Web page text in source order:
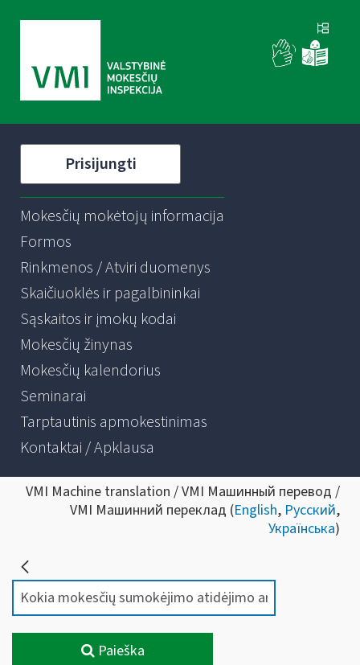
Prisijungti
Mokesčių mokėtojų informacija
Formos
Rinkmenos / Atviri duomenys
Skaičiuoklės ir pagalbininkai
Sąskaitos ir įmokų kodai
Mokesčių žinynas
Mokesčių kalendorius
Seminarai
Tarptautinis apmokestinimas
Kontaktai / Apklausa
VMI Machine translation / VMI Машинный перевод /
VMI Машинний переклад (English, Русский,
Українська)
Paieška